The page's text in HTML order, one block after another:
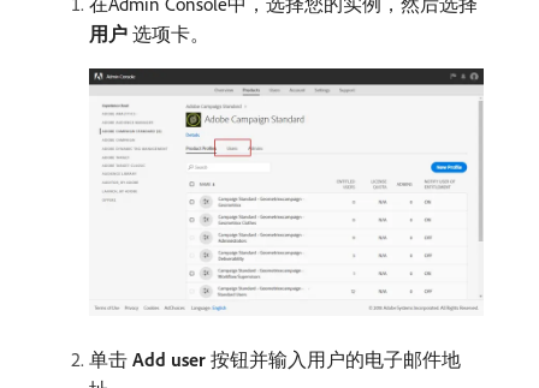
用户 ​选项卡。
单击 Add user 按钮并输入用户的电子邮件地